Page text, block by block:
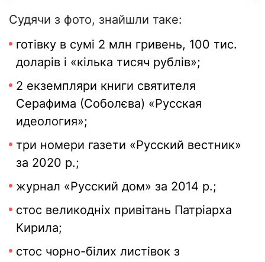
Судячи з фото, знайшли таке:
готівку в сумі 2 млн гривень, 100 тис.
доларів і «кілька тисяч рублів»;
2 екземпляри книги святителя
Серафима (Соболєва) «Русская
идеология»;
три номери газети «Русский вестник»
за 2020 р.;
журнал «Русский дом» за 2014 р.;
стос великодніх привітань Патріарха
Кирила;
стос чорно-білих листівок з